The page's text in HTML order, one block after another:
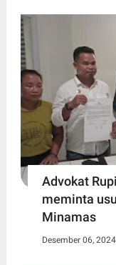
Advokat
meminta
Minamas
Desember 06, 2024